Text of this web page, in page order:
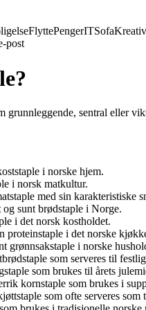
FlyttePengerITSofa
post
grunnleggende, sentral eller
i norske hjem.
i norsk matkultur.
med sin karakteristiske
sunt brødstaple i Norge.
i det norsk kostholdet.
proteinstaple i det norske
grønnsakstaple i norske
som serveres til
som brukes til årets
kornstaple som brukes i
som ofte serveres som